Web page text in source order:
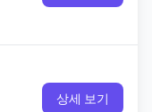
상세 보기